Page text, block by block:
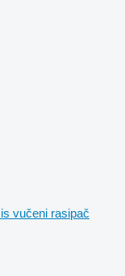
vučeni rasipač